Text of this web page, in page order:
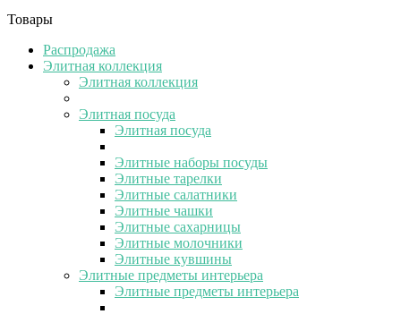
Товары
Распродажа
Элитная коллекция
Элитная коллекция
Элитная посуда
Элитная посуда
Элитные наборы посуды
Элитные тарелки
Элитные салатники
Элитные чашки
Элитные сахарницы
Элитные молочники
Элитные кувшины
Элитные предметы интерьера
Элитные предметы интерьера